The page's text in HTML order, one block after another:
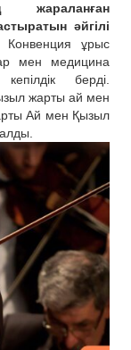
жараланған
әйгілі
Конвенция ұрыс
мен медицина
берді.
жарты ай мен
Ай мен Қызыл